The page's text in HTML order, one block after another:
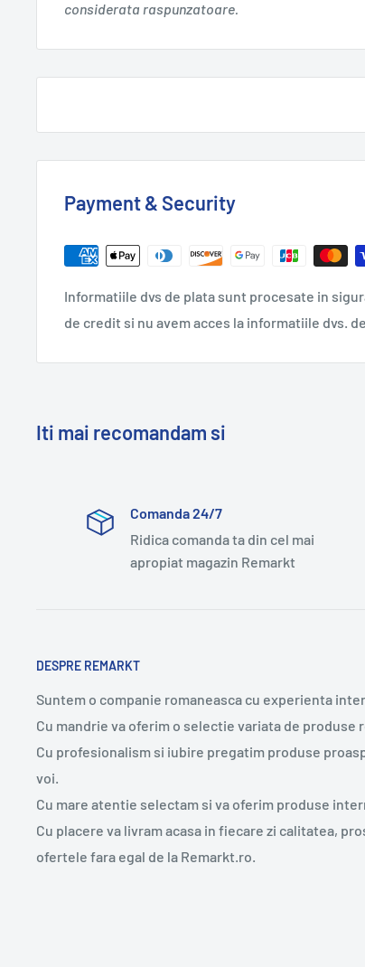
considerata raspunzatoare.
Payment & Security
Informatiile dvs de plata sunt procesate in
de credit si nu avem acces la informatiile dvs.
Iti mai recomandam si
Comanda 24/7
Ridica comanda ta din cel mai
apropiat magazin Remarkt
DESPRE REMARKT
Suntem o companie romaneasca cu experienta
Cu mandrie va oferim o selectie variata de produse
Cu profesionalism si iubire pregatim produse
voi.
Cu mare atentie selectam si va oferim produse
Cu placere va livram acasa in fiecare zi calitatea,
ofertele fara egal de la Remarkt.ro.